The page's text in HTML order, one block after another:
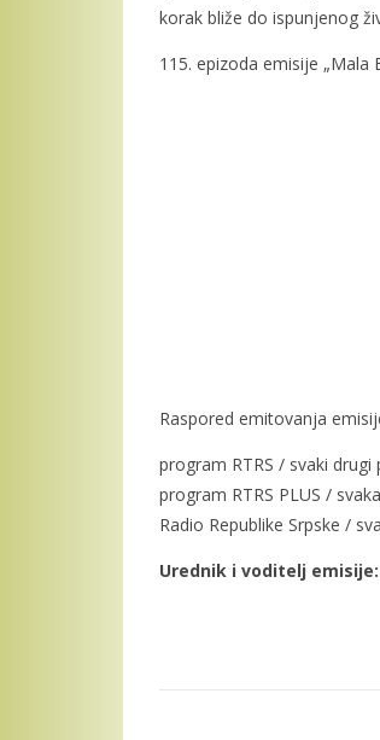
korak bliže do ispunjenog
115. epizoda emisije „Mala
Raspored emitovanja
program RTRS / svaki
program RTRS PLUS /
Radio Republike Srpske /
Urednik i voditelj emisije: